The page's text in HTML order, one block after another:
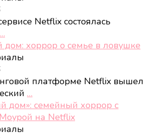
Netflix состоялась
…
дом: хоррор о семье в ловушке
платформе Netflix вышел
…
дом»: семейный хоррор с
на Netflix